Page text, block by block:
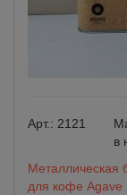
Арт.: 2121
в
Металлическая
для кофе Agave